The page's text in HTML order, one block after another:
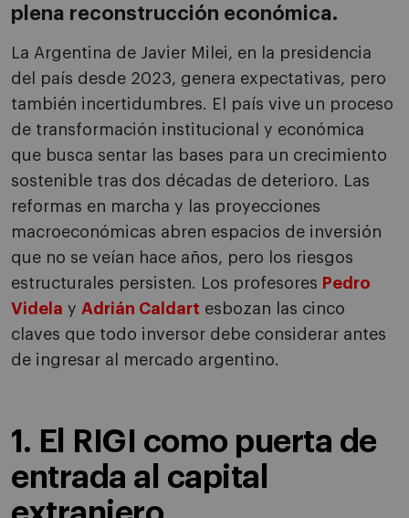
plena reconstrucción económica.
La Argentina de Javier Milei, en la presidencia
del país desde 2023, genera expectativas, pero
también incertidumbres. El país vive un proceso
de transformación institucional y económica
que busca sentar las bases para un crecimiento
sostenible tras dos décadas de deterioro. Las
reformas en marcha y las proyecciones
macroeconómicas abren espacios de inversión
que no se veían hace años, pero los riesgos
estructurales persisten. Los profesores Pedro
Videla y Adrián Caldart esbozan las cinco
claves que todo inversor debe considerar antes
de ingresar al mercado argentino.
1. El RIGI como puerta de
entrada al capital